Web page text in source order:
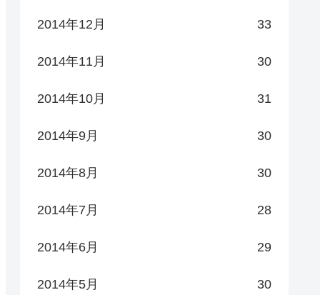
2014年12月 33
2014年11月 30
2014年10月 31
2014年9月 30
2014年8月 30
2014年7月 28
2014年6月 29
2014年5月 30